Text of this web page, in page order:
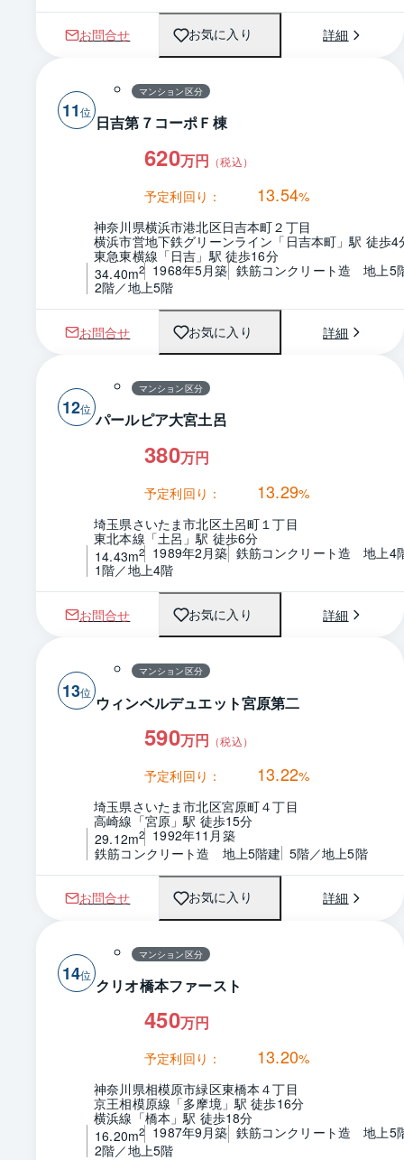
お問合せ お気に入り 詳細
11
マンション区分
日吉第７コーポＦ棟
620万円 （税込）
予定利回り： 13.54%
神奈川県横浜市港北区日吉本町２丁目
横浜市営地下鉄グリーンライン「日吉本町」駅 徒歩4
東急東横線「日吉」駅 徒歩16分
34.40m2 1968年5月築 鉄筋コンクリート造　地上5
2階／地上5階
お問合せ お気に入り 詳細
12
マンション区分
パールピア大宮土呂
380万円
予定利回り： 13.29%
埼玉県さいたま市北区土呂町１丁目
東北本線「土呂」駅 徒歩6分
14.43m2 1989年2月築 鉄筋コンクリート造　地上4
1階／地上4階
お問合せ お気に入り 詳細
13
マンション区分
ウィンベルデュエット宮原第二
590万円 （税込）
予定利回り： 13.22%
埼玉県さいたま市北区宮原町４丁目
高崎線「宮原」駅 徒歩15分
29.12m2
1992年11月築
鉄筋コンクリート造　地上5階建 5階／地上5階
お問合せ お気に入り 詳細
14
マンション区分
クリオ橋本ファースト
450万円
予定利回り： 13.20%
神奈川県相模原市緑区東橋本４丁目
京王相模原線「多摩境」駅 徒歩16分
横浜線「橋本」駅 徒歩18分
16.20m2 1987年9月築 鉄筋コンクリート造　地上5
2階／地上5階